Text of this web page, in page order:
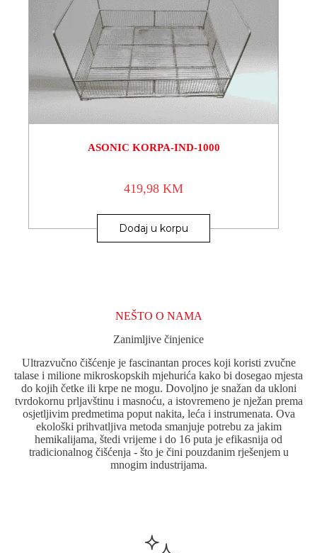
ASONIC KORPA-IND-1000
419,98KM
Dodaj u korpu
NEŠTO O NAMA
Zanimljive činjenice
Ultrazvučno čišćenje je fascinantan proces koji koristi zvučne
talase i milione mikroskopskih mjehurića kako bi dosegao mjesta
do kojih četke ili krpe ne mogu. Dovoljno je snažan da ukloni
tvrdokornu prljavštinu i masnoću, a istovremeno je nježan prema
osjetljivim predmetima poput nakita, leća i instrumenata. Ova
ekološki prihvatljiva metoda smanjuje potrebu za jakim
hemikalijama, štedi vrijeme i do 16 puta je efikasnija od
tradicionalnog čišćenja - što je čini pouzdanim rješenjem u
mnogim industrijama.